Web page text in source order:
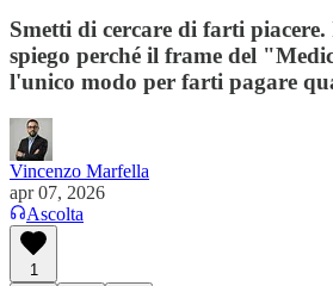
Smetti di cercare di farti
spiego perché il frame del
l'unico modo per farti pagare
Vincenzo Marfella
apr 07, 2026
Ascolta
1